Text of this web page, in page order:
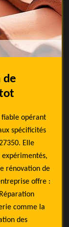
de
fiable opérant
spécificités
Elle
expérimentés,
rénovation de
offre :
comme la
des